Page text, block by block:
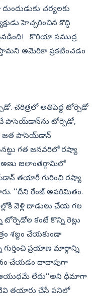
చర్యలకు
హెచ్చరించిన కొద్ది
కొరియా సముద్ర
అమెరికా ప్రకటించడం
చరిత్రలో అతిపెద్ద టోర్పెడో
పొసెయ్‌డాన్‌ను టోర్పెడో,
జత పొసెయ్‌డాన్‌
గత జనవరిలో రష్యా
అణు జలాంతర్గామిలో
తయారీ గురించి రష్యా
‘‘దీని రేంజ్‌ అపరిమితం.
వెళ్లి దాడులు చేయ గల
టోర్పెడోల కంటే కొన్ని రెట్లు
శబ్దం చేయకుండా
ప్రయాణ మార్గాన్ని
చేయడం దాదాపుగా
ఆయుధమే లేదు’’అని ధీమాగా
తయారు చేసే పనిలో